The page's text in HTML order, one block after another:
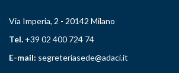
Via Imperia, 2 - 20142 Milano
Tel. +39 02 400 724 74
E-mail: segreteriasede@adaci.it